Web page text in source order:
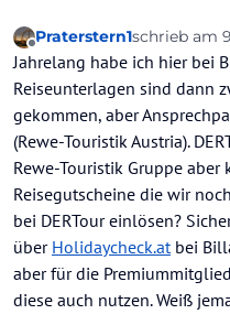
Offline
Praterstern1schrieb am
zuletzt
Jahrelang habe ich hier bei
Reiseunterlagen sind dann
gekommen, aber
(Rewe-Touristik Austria).
Rewe-Touristik Gruppe
Reisegutscheine die wir
bei DERTour einlösen?
über Holidaycheck.atbei
aber für die
diese auch nutzen. Weiß